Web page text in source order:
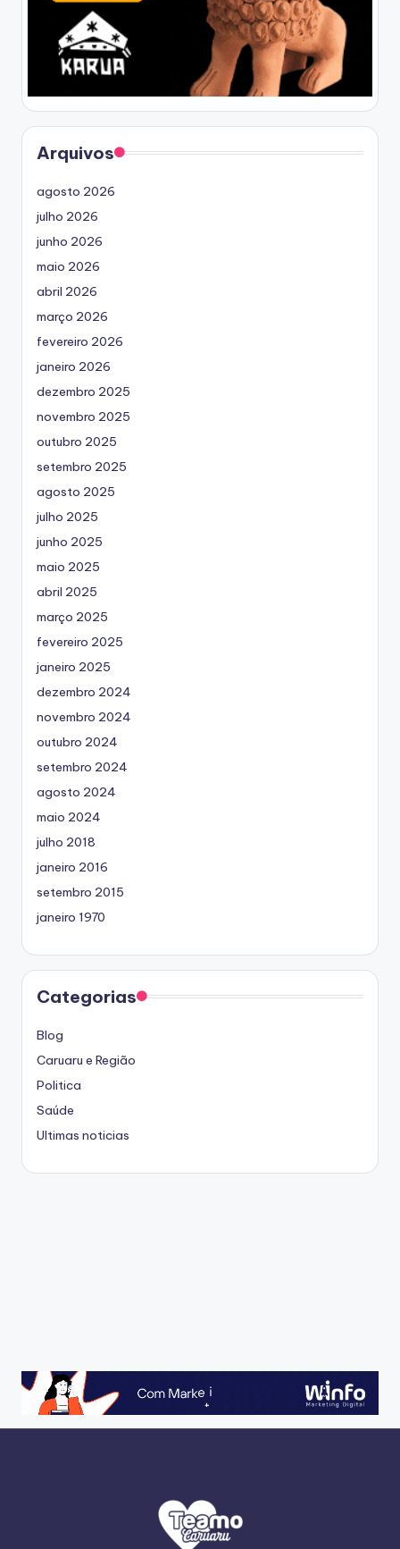
Arquivos
agosto 2026
julho 2026
junho 2026
maio 2026
abril 2026
março 2026
fevereiro 2026
janeiro 2026
dezembro 2025
novembro 2025
outubro 2025
setembro 2025
agosto 2025
julho 2025
junho 2025
maio 2025
abril 2025
março 2025
fevereiro 2025
janeiro 2025
dezembro 2024
novembro 2024
outubro 2024
setembro 2024
agosto 2024
maio 2024
julho 2018
janeiro 2016
setembro 2015
janeiro 1970
Categorias
Blog
Caruaru e Região
Politica
Saúde
Ultimas noticias